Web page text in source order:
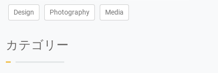
Design Photography Media
カテゴリー